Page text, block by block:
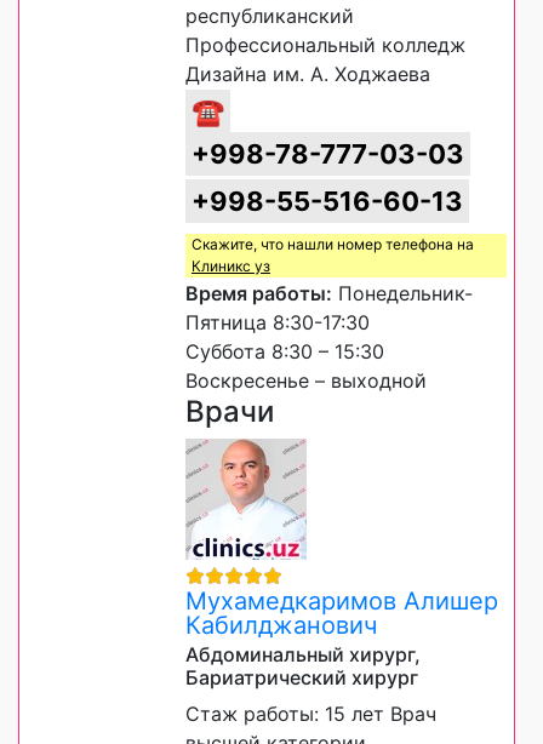
республиканский
Профессиональный колледж
Дизайна им. А. Ходжаева
☎
+998-78-777-03-03
+998-55-516-60-13
Скажите, что нашли номер телефона на
Клиникс уз
Время работы: Понедельник-
Пятница 8:30-17:30
Суббота 8:30 – 15:30
Воскресенье – выходной
Врачи
Мухамедкаримов Алишер
Кабилджанович
Абдоминальный хирург,
Бариатрический хирург
Стаж работы: 15 лет Врач